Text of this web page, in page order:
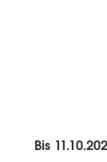
Bis